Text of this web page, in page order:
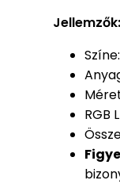
Jellemzők:
RGB